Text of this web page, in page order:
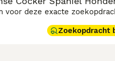
deze exacte
Zoekopdracht